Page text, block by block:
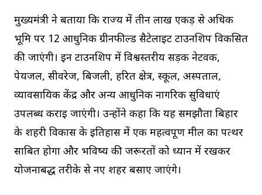
मुख्यमंत्री ने बताया कि राज्य में तीन लाख एकड़ से अधिक
भूमि पर 12 आधुनिक ग्रीनफील्ड सैटेलाइट टाउनशिप विकसित
की जाएंगी। इन टाउनशिप में विश्वस्तरीय सड़क नेटवर्क,
पेयजल, सीवरेज, बिजली, हरित क्षेत्र, स्कूल, अस्पताल,
व्यावसायिक केंद्र और अन्य आधुनिक नागरिक सुविधाएं
उपलब्ध कराई जाएंगी। उन्होंने कहा कि यह समझौता बिहार
के शहरी विकास के इतिहास में एक महत्वपूर्ण मील का पत्थर
साबित होगा और भविष्य की जरूरतों को ध्यान में रखकर
योजनाबद्ध तरीके से नए शहर बसाए जाएंगे।